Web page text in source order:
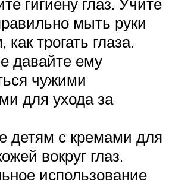
мыть руки
как трогать глаза.
давайте ему
чужими
для ухода за
детям с кремами для
вокруг глаз.
использование